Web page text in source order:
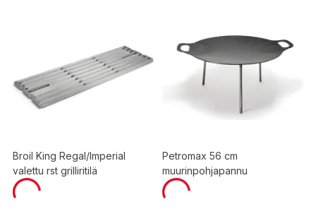
Broil King Regal/Imperial
valettu rst grilliritilä
Petromax 56 cm
muurinpohjapannu